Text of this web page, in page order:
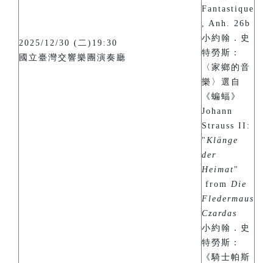
2025/12/30 (二)19:30
國立臺灣交響樂團演奏廳
Fantastique
, Anh. 26b
小約翰．史
特勞斯：
〈家鄉的音
樂〉選自
《蝙蝠》
Johann
Strauss II:
" Klänge
der
Heimat "
from Die
Fledermaus
Czardas
小約翰．史
特勞斯：
《騎士帕斯